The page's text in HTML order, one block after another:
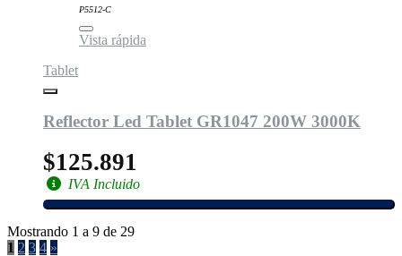
P5512-C
Vista rápida
Tablet
Reflector Led Tablet GR1047 200W 3000K
$125.891
IVA Incluido
Mostrando 1 a 9 de 29
1 2 3 4 »